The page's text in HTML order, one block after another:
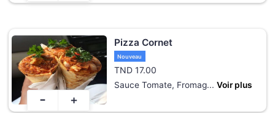
Pizza Cornet
Nouveau
TND 17.00
Sauce Tomate, Fromag... Voir plus
- +